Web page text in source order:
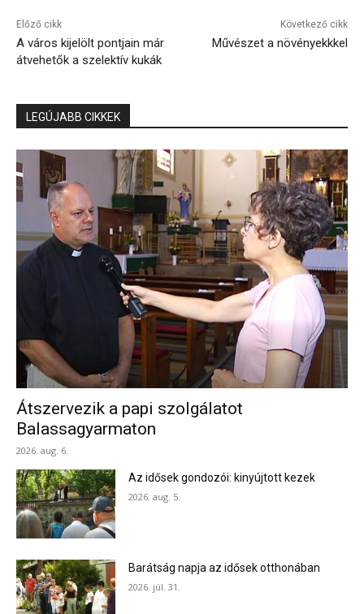
Előző cikk
A város kijelölt pontjain már
átvehetők a szelektív kukák
Következő cikk
Művészet a növényekkkel
LEGÚJABB CIKKEK
Átszervezik a papi szolgálatot
Balassagyarmaton
2026. aug. 6.
Az idősek gondozói: kinyújtott kezek
2026. aug. 5.
Barátság napja az idősek otthonában
2026. júl. 31.